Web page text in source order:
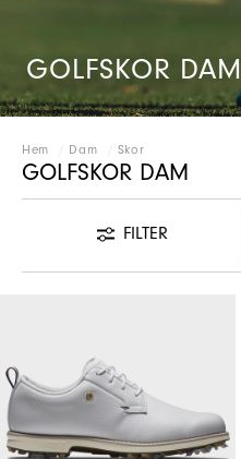
GOLFSKOR DAM
Hem Dam Skor
GOLFSKOR DAM
FILTER